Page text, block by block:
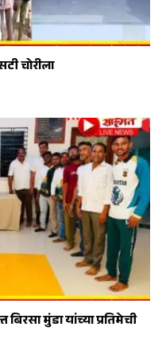
चोरीला
मुंडा यांच्या प्रतिमेची